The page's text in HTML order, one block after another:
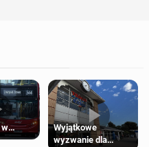
w
Wyjątkowe
wyzwanie dla